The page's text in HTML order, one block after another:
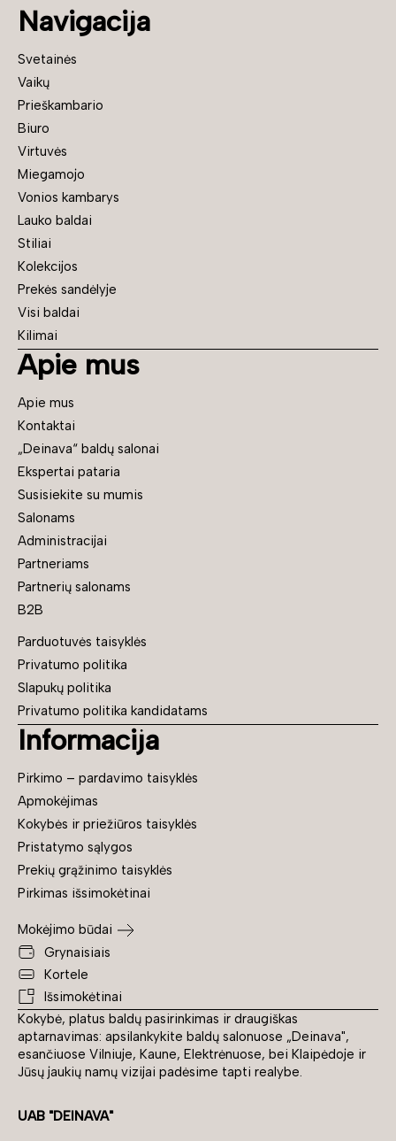
Kokybė, platus baldų pasirinkimas ir draugiškas
aptarnavimas: apsilankykite baldų salonuose „Deinava",
esančiuose Vilniuje, Kaune, Elektrėnuose, bei Klaipėdoje ir
Jūsų jaukių namų vizijai padėsime tapti realybe.
UAB "DEINAVA"
Navigacija
Svetainės
Vaikų
Prieškambario
Biuro
Virtuvės
Miegamojo
Vonios kambarys
Lauko baldai
Stiliai
Kolekcijos
Prekės sandėlyje
Visi baldai
Kilimai
Apie mus
Apie mus
Kontaktai
„Deinava“ baldų salonai
Ekspertai pataria
Susisiekite su mumis
Salonams
Administracijai
Partneriams
Partnerių salonams
B2B
Parduotuvės taisyklės
Privatumo politika
Slapukų politika
Privatumo politika kandidatams
Informacija
Pirkimo – pardavimo taisyklės
Apmokėjimas
Kokybės ir priežiūros taisyklės
Pristatymo sąlygos
Prekių grąžinimo taisyklės
Pirkimas išsimokėtinai
Mokėjimo būdai
Grynaisiais
Kortele
Išsimokėtinai